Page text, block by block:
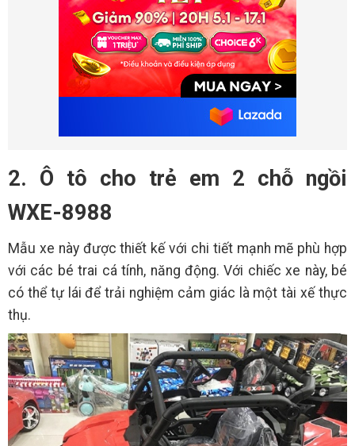
2. Ô tô cho trẻ em 2 chỗ ngồi
WXE-8988
Mẫu xe này được thiết kế với chi tiết mạnh mẽ phù hợp
với các bé trai cá tính, năng động. Với chiếc xe này, bé
có thể tự lái để trải nghiệm cảm giác là một tài xế thực
thụ.